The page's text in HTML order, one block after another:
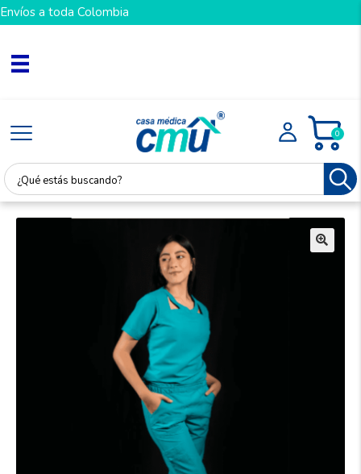
Envíos a toda Colombia
0